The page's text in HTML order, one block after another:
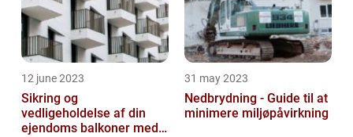
12 june 2023
Sikring og
vedligeholdelse af din
ejendoms balkoner med
31 may 2023
Nedbrydning - Guide til at
minimere miljøpåvirkning